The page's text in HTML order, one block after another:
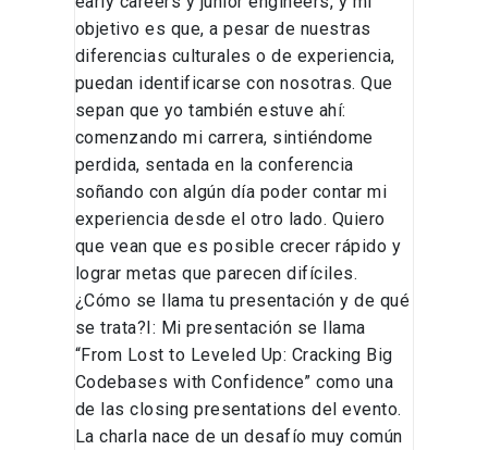
objetivo es que, a pesar de nuestras
diferencias culturales o de experiencia,
puedan identificarse con nosotras. Que
sepan que yo también estuve ahí:
comenzando mi carrera, sintiéndome
perdida, sentada en la conferencia
soñando con algún día poder contar mi
experiencia desde el otro lado. Quiero
que vean que es posible crecer rápido y
lograr metas que parecen difíciles.
¿Cómo se llama tu presentación y de qué
se trata?I: Mi presentación se llama
“From Lost to Leveled Up: Cracking Big
Codebases with Confidence” como una
de las closing presentations del evento.
La charla nace de un desafío muy común